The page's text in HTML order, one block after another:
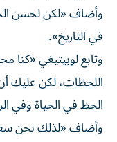
وأضاف «لكن لحسن
في التاريخ».
وتابع لوبيتيغي
اللحظات، لكن عليك
الحظ في الحياة وفي
وأضاف «لذلك نحن